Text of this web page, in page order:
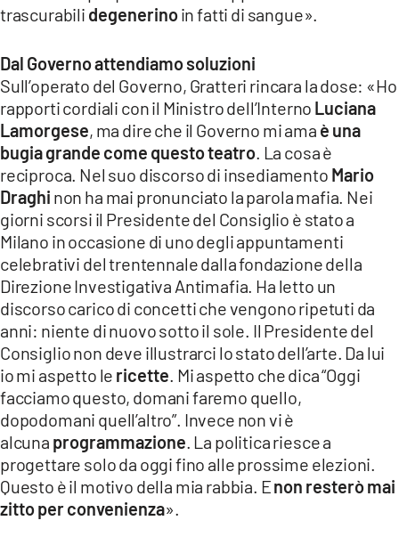
trascurabili degenerinoin fatti di sangue».
Dal Governo attendiamo soluzioni
Sull’operato del Governo, Gratteri rincara la dose: «Ho
rapporti cordiali con il Ministro dell’Interno Luciana
Lamorgese, ma dire che il Governo mi ama è una
bugia grande come questo teatro . La cosa è
reciproca. Nel suo discorso di insediamento Mario
Draghi non ha mai pronunciato la parola mafia. Nei
giorni scorsi il Presidente del Consiglio è stato a
Milano in occasione di uno degli appuntamenti
celebrativi del trentennale dalla fondazione della
Direzione Investigativa Antimafia. Ha letto un
discorso carico di concetti che vengono ripetuti da
anni: niente di nuovo sotto il sole. Il Presidente del
Consiglio non deve illustrarci lo stato dell’arte. Da lui
io mi aspetto le ricette . Mi aspetto che dica “Oggi
facciamo questo, domani faremo quello,
dopodomani quell’altro”. Invece non vi è
alcuna programmazione . La politica riesce a
progettare solo da oggi fino alle prossime elezioni.
Questo è il motivo della mia rabbia. Enon resterò mai
zitto per convenienza».